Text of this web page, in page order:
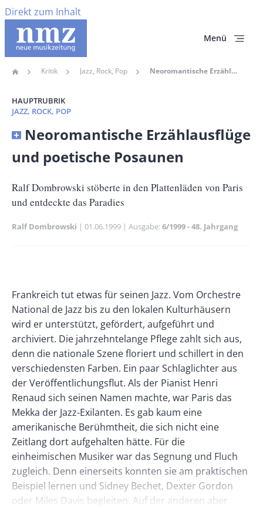
Direkt zum Inhalt
Menü
Home Kritik Jazz, Rock, Pop Neoromantische Erzählausflüge Und Poetische Posaunen
HAUPTRUBRIK
JAZZ, ROCK, POP
Banner
Size
Neoromantische Erzählausflüge
und poetische Posaunen
Untertitel
Ralf Dombrowski stöberte in den Plattenläden von Paris
und entdeckte das Paradies
Ralf Dombrowski Publikationsdatum
01.06.1999 Ausgabe 6/1999 - 48. Jahrgang
Left
Rectangle
Right
Body
Frankreich tut etwas für seinen Jazz. Vom Orchestre
National de Jazz bis zu den lokalen Kulturhäusern
wird er unterstützt, gefördert, aufgeführt und
archiviert. Die jahrzehntelange Pflege zahlt sich aus,
denn die nationale Szene floriert und schillert in den
verschiedensten Farben. Ein paar Schlaglichter aus
der Veröffentlichungsflut. Als der Pianist Henri
Renaud sich seinen Namen machte, war Paris das
Mekka der Jazz-Exilanten. Es gab kaum eine
amerikanische Berühmtheit, die sich nicht eine
Zeitlang dort aufgehalten hätte. Für die
einheimischen Musiker war das Segnung und Fluch
zugleich. Denn einerseits konnten sie am praktischen
Beispiel lernen und Sidney Bechet, Dexter Gordon
oder Miles Davis begleiten. Auf der anderen aber